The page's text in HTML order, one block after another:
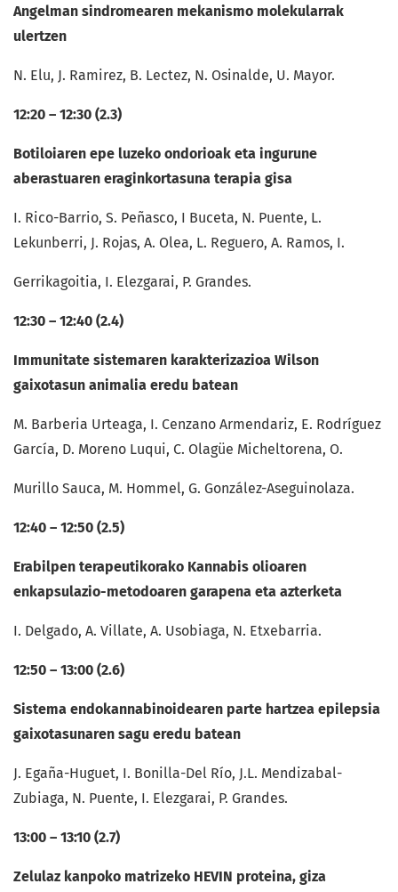
Angelman sindromearen mekanismo molekularrak
ulertzen
N. Elu, J. Ramirez, B. Lectez, N. Osinalde, U. Mayor.
12:20 – 12:30 (2.3)
Botiloiaren epe luzeko ondorioak eta ingurune
aberastuaren eraginkortasuna terapia gisa
I. Rico-Barrio, S. Peñasco, I Buceta, N. Puente, L.
Lekunberri, J. Rojas, A. Olea, L. Reguero, A. Ramos, I.
Gerrikagoitia, I. Elezgarai, P. Grandes.
12:30 – 12:40 (2.4)
Immunitate sistemaren karakterizazioa Wilson
gaixotasun animalia eredu batean
M. Barberia Urteaga, I. Cenzano Armendariz, E. Rodríguez
García, D. Moreno Luqui, C. Olagüe Micheltorena, O.
Murillo Sauca, M. Hommel, G. González-Aseguinolaza.
12:40 – 12:50 (2.5)
Erabilpen terapeutikorako Kannabis olioaren
enkapsulazio-metodoaren garapena eta azterketa
I. Delgado, A. Villate, A. Usobiaga, N. Etxebarria.
12:50 – 13:00 (2.6)
Sistema endokannabinoidearen parte hartzea epilepsia
gaixotasunaren sagu eredu batean
J. Egaña-Huguet, I. Bonilla-Del Río, J.L. Mendizabal-
Zubiaga, N. Puente, I. Elezgarai, P. Grandes.
13:00 – 13:10 (2.7)
Zelulaz kanpoko matrizeko HEVIN proteina, giza